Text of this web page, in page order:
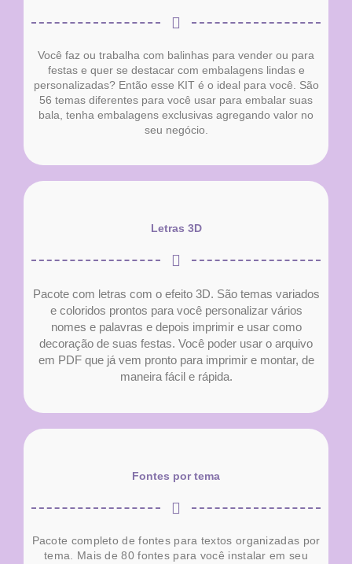
Você faz ou trabalha com balinhas para vender ou para
festas e quer se destacar com embalagens lindas e
personalizadas? Então esse KIT é o ideal para você. São
56 temas diferentes para você usar para embalar suas
bala, tenha embalagens exclusivas agregando valor no
seu negócio.
Letras 3D
Pacote com letras com o efeito 3D. São temas variados
e coloridos prontos para você personalizar vários
nomes e palavras e depois imprimir e usar como
decoração de suas festas. Você poder usar o arquivo
em PDF que já vem pronto para imprimir e montar, de
maneira fácil e rápida.
Fontes por tema
Pacote completo de fontes para textos organizadas por
tema. Mais de 80 fontes para você instalar em seu